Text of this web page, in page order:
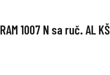
RAM 1007 N sa ruč. AL KŠ